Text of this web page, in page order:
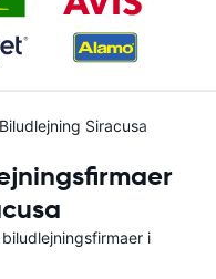
Biludlejning Siracusa
i